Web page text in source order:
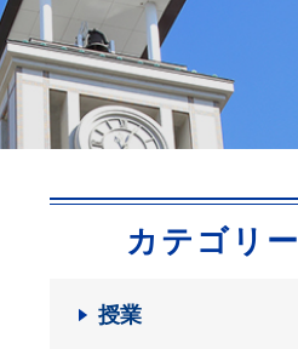
カテゴリー
授業